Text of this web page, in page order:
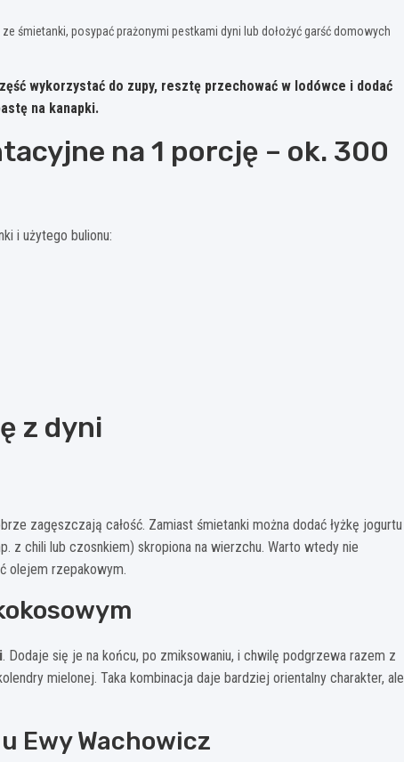
śmietanki, posypać prażonymi pestkami dyni lub dołożyć garść domowych
wykorzystać do zupy, resztę przechować w lodówce i dodać
na kanapki.
na 1 porcję – ok. 300
i użytego bulionu:
z dyni
zagęszczają całość. Zamiast śmietanki można dodać łyżkę jogurtu
z chili lub czosnkiem) skropiona na wierzchu. Warto wtedy nie
olejem rzepakowym.
. Dodaje się je na końcu, po zmiksowaniu, i chwilę podgrzewa razem z
mielonej. Taka kombinacja daje bardziej orientalny charakter, ale
Ewy Wachowicz